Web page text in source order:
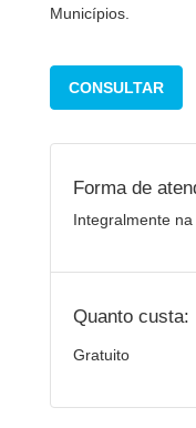
Municípios.
CONSULTAR
Forma de
Integralmente
Quanto custa:
Gratuito